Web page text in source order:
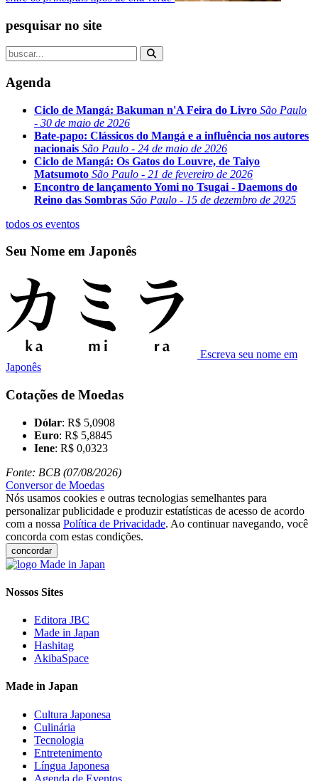
pesquisar no site
Agenda
Ciclo de Mangá: Bakuman n'A Feira do Livro São Paulo
- 30 de maio de 2026
Bate-papo: Clássicos do Mangá e a influência nos autores
nacionais São Paulo - 24 de maio de 2026
Ciclo de Mangá: Os Gatos do Louvre, de Taiyo
Matsumoto São Paulo - 21 de fevereiro de 2026
Encontro de lançamento Yomi no Tsugai - Daemons do
Reino das Sombras São Paulo - 15 de dezembro de 2025
todos os eventos
Seu Nome em Japonês
Escreva seu nome em
Japonês
Cotações de Moedas
Dólar: R$ 5,0908
Euro: R$ 5,8845
Iene: R$ 0,0323
Fonte: BCB (07/08/2026)
Conversor de Moedas
Nós usamos cookies e outras tecnologias semelhantes para
personalizar publicidade e produzir estatísticas de acesso de acordo
com a nossa Política de Privacidade. Ao continuar navegando, você
concorda com estas condições.
concordar
Nossos Sites
Editora JBC
Made in Japan
Hashitag
AkibaSpace
Made in Japan
Cultura Japonesa
Culinária
Tecnologia
Entretenimento
Língua Japonesa
Agenda de Eventos